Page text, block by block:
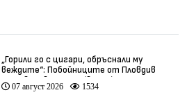
„Горили го с цигари, обръснали му
веждите“: Побойниците от Пловдив
остават в ареста (видео)
07 август 2026 1534